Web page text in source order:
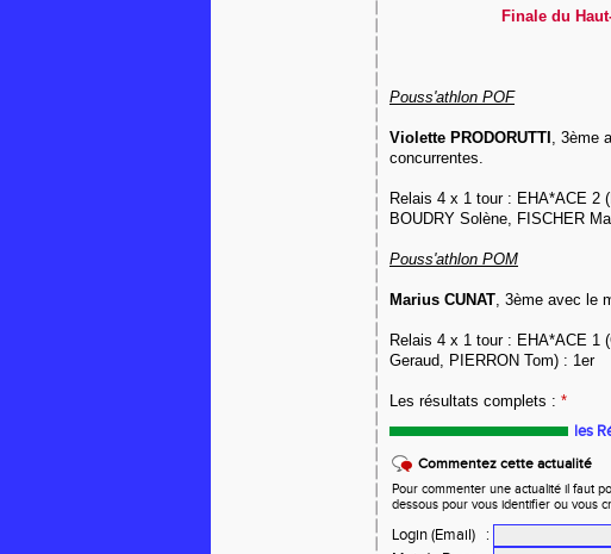
Finale du
Pouss'athlon POF
Violette PRODORUTTI , 3ème
concurrentes.
Relais 4 x 1 tour : EHA*ACE 2 (
BOUDRY Solène, FISCHER
Pouss'athlon POM
Marius CUNAT, 3ème avec le
Relais 4 x 1 tour : EHA*ACE 1 (
Geraud, PIERRON Tom) : 1er
Les résultats complets : *
les
Commentez cette actualité
Pour commenter une actualité il faut
dessous pour vous identifier ou vous
Login (Email)
: